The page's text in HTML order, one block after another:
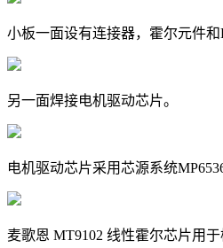
小板一面设有连接器，霍尔元件和
另一面焊接电机驱动芯片。
电机驱动芯片采用芯源系统MP6536
麦歌恩 MT9102 线性霍尔芯片用